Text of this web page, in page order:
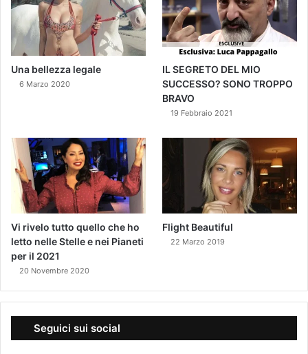
Una bellezza legale
6 Marzo 2020
IL SEGRETO DEL MIO
SUCCESSO? SONO TROPPO
BRAVO
19 Febbraio 2021
Vi rivelo tutto quello che ho
letto nelle Stelle e nei Pianeti
per il 2021
20 Novembre 2020
Flight Beautiful
22 Marzo 2019
Seguici sui social